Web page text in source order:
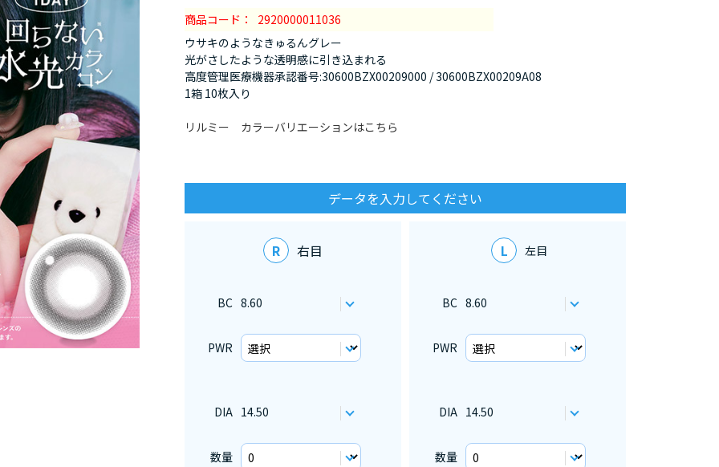
商品コード
2920000011036
ウサキのようなきゅるんグレー
光がさしたような透明感に引き込まれる
高度管理医療機器承認番号:30600BZX00209000 / 30600BZX00209A08
1箱 10枚入り
リルミー カラーバリエーションはこちら
データを入力してください
R 右目 L 左目
BC 8.60 BC 8.60
PWR PWR
DIA 14.50 DIA 14.50
数量 数量